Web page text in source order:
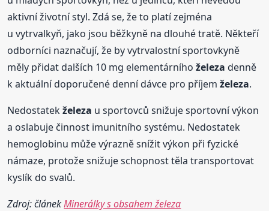
aktivní životní styl. Zdá se, že to platí zejména
u vytrvalkyň, jako jsou běžkyně na dlouhé tratě. Někteří
odborníci naznačují, že by vytrvalostní sportovkyně
měly přidat dalších 10 mg elementárníhoželeza denně
k aktuální doporučené denní dávce pro příjemželeza.
Nedostatekželeza u sportovců snižuje sportovní výkon
a oslabuje činnost imunitního systému. Nedostatek
hemoglobinu může výrazně snížit výkon při fyzické
námaze, protože snižuje schopnost těla transportovat
kyslík do svalů.
Zdroj: článekMinerálky s obsahem železa